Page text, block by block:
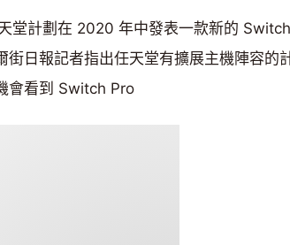
堂計劃在 2020 年中發表一款新的
街日報記者指出任天堂有擴展主機陣容的
會看到 Switch Pro